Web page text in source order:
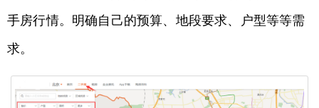
手房行情。明确自己的预算、地段要求、户型等等需
求。